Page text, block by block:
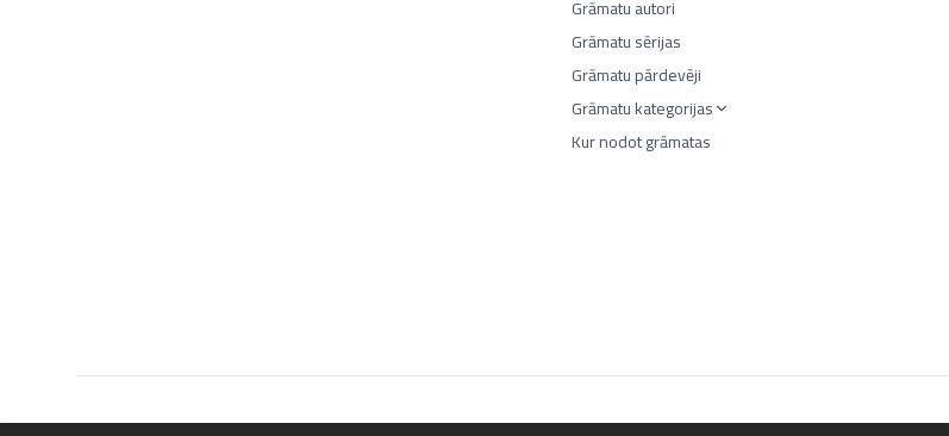
Grāmatu autori
Grāmatu sērijas
Grāmatu pārdevēji
Grāmatu kategorijas
Kur nodot grāmatas